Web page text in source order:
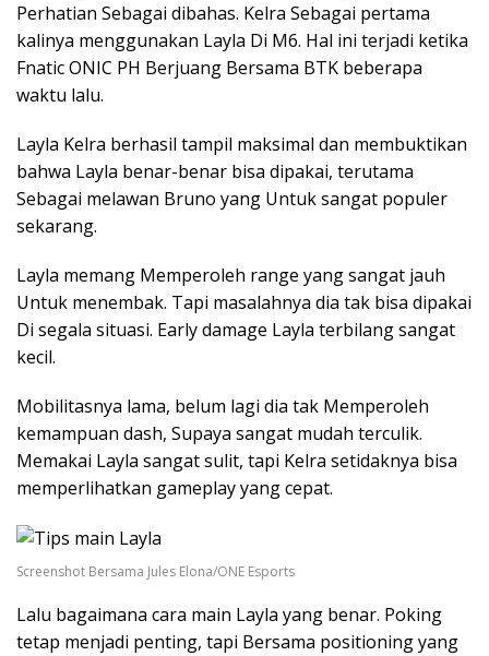
Perhatian Sebagai dibahas. Kelra Sebagai pertama
kalinya menggunakan Layla Di M6. Hal ini terjadi ketika
Fnatic ONIC PH Berjuang Bersama BTK beberapa
waktu lalu.
Layla Kelra berhasil tampil maksimal dan membuktikan
bahwa Layla benar-benar bisa dipakai, terutama
Sebagai melawan Bruno yang Untuk sangat populer
sekarang.
Layla memang Memperoleh range yang sangat jauh
Untuk menembak. Tapi masalahnya dia tak bisa dipakai
Di segala situasi. Early damage Layla terbilang sangat
kecil.
Mobilitasnya lama, belum lagi dia tak Memperoleh
kemampuan dash, Supaya sangat mudah terculik.
Memakai Layla sangat sulit, tapi Kelra setidaknya bisa
memperlihatkan gameplay yang cepat.
Screenshot Bersama Jules Elona/ONE Esports
Lalu bagaimana cara main Layla yang benar. Poking
tetap menjadi penting, tapi Bersama positioning yang